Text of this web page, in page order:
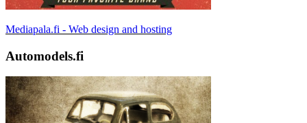
Mediapala.fi - Web design and hosting
Automodels.fi